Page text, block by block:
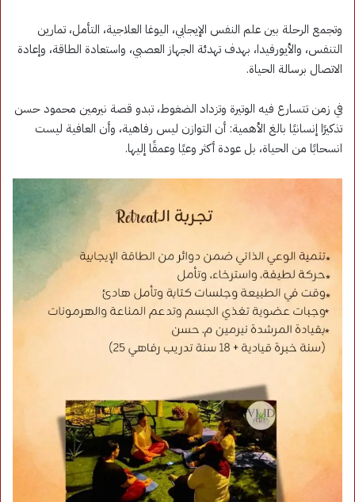
وتجمع الرحلة بين علم النفس الإيجابي، اليوغا العلاجية، التأمل، تمارين
التنفس، والأيورفيدا، بهدف تهدئة الجهاز العصبي، واستعادة الطاقة، وإعادة
الاتصال برسالة الحياة.
في زمن تتسارع فيه الوتيرة وتزداد الضغوط، تبدو قصة نيرمين محمود حسن
تذكيرًا إنسانيًا بالغ الأهمية: أن التوازن ليس رفاهية، وأن العافية ليست
انسحابًا من الحياة، بل عودة أكثر وعيًا وعمقًا إليها.